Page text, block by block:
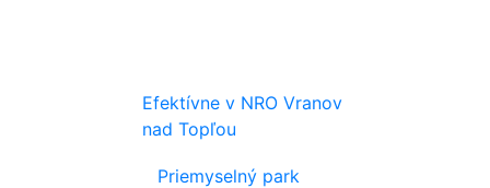
Efektívne v NRO Vranov
nad Topľou
Priemyselný park